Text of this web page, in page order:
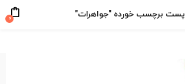
پست برچسب خورده "جواهرات" ۰